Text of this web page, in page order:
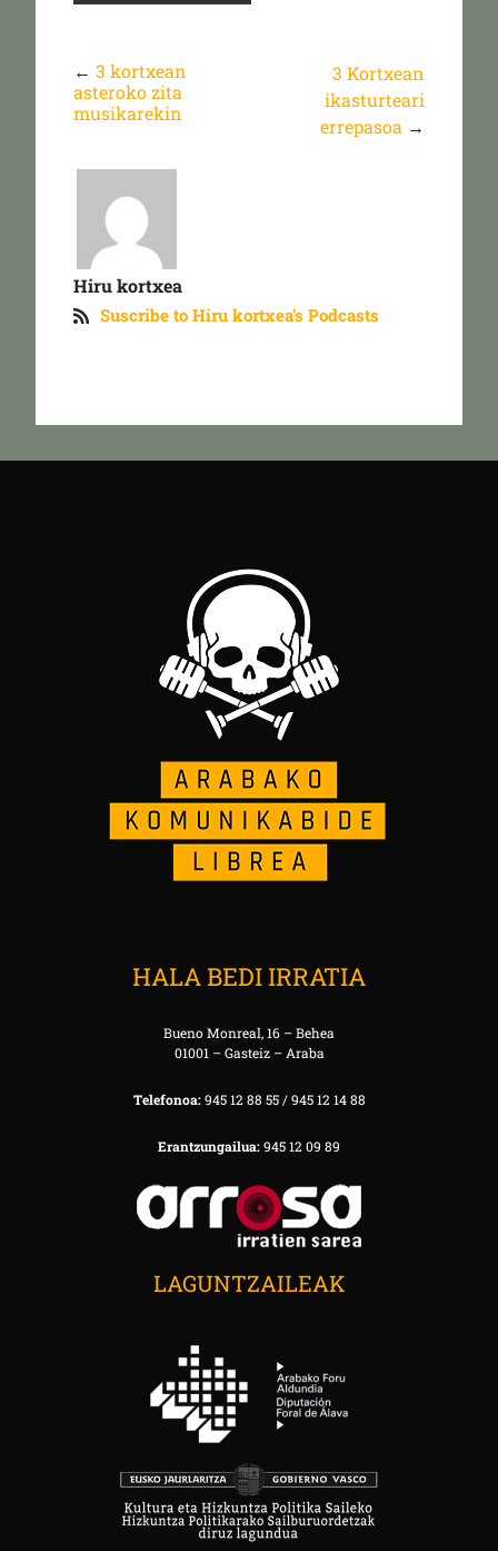
← 3 kortxean
asteroko zita
musikarekin
3 Kortxean
ikasturteari
errepasoa →
Hiru kortxea
Suscribe to Hiru kortxea's Podcasts
HALA BEDI IRRATIA
Bueno Monreal, 16 – Behea
01001 – Gasteiz – Araba
Telefonoa:945 12 88 55 / 945 12 14 88
Erantzungailua:945 12 09 89
LAGUNTZAILEAK